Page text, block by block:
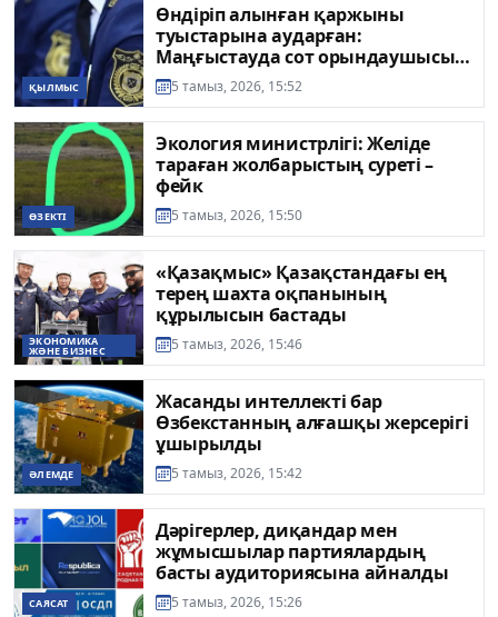
ҚЫЛМЫС
Өндіріп алынған қаржыны
туыстарына аударған:
Маңғыстауда сот орындаушысы
тергеліп жатыр
5 тамыз, 2026, 15:52
ӨЗЕКТІ
Экология министрлігі: Желіде
тараған жолбарыстың суреті –
фейк
5 тамыз, 2026, 15:50
ЭКОНОМИКА
ЖӘНЕ БИЗНЕС
«Қазақмыс» Қазақстандағы ең
терең шахта оқпанының
құрылысын бастады
5 тамыз, 2026, 15:46
ӘЛЕМДЕ
Жасанды интеллекті бар
Өзбекстанның алғашқы жерсерігі
ұшырылды
5 тамыз, 2026, 15:42
САЯСАТ
Дәрігерлер, диқандар мен
жұмысшылар партиялардың
басты аудиториясына айналды
5 тамыз, 2026, 15:26